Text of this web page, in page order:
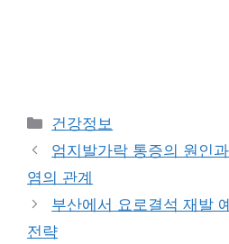
Categories
건강정보
엄지발가락 통증의 원인
염의 관계
부산에서 요로결석 재발
전략